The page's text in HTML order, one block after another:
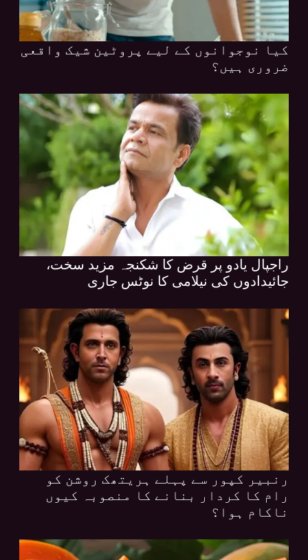
کیا نوجوانوں کے لیے پروٹین شیک واقعی
ضروری ہیں؟
راجپال یادو پر قرض کا شکنجہ مزید سخت،
جائیدادوں کی نیلامی کا نوٹس جاری
رنبیر کپور سے پہلے ہریتھک روشن کو
رام کا کردار بنانے کا منصوبہ کیوں
ناکام ہوا؟